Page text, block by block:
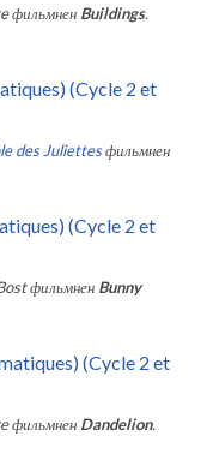
фильмнен Buildings.
(Cycle 2 et
des Juliettesфильмнен
(Cycle 2 et
фильмнен Bunny
(Cycle 2 et
фильмнен Dandelion.